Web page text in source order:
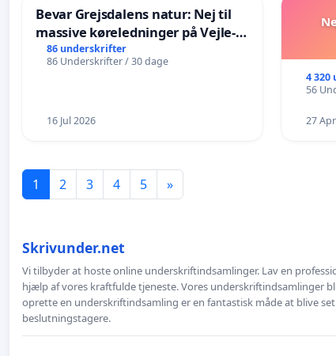
Bevar Grejsdalens natur: Nej til
massive køreledninger på Vejle-
Struer-banen
86 underskrifter
86 Underskrifter / 30 dage
16 Jul 2026
4
56
27
1 2 3 4 5 »
Skrivunder.net
Vi tilbyder at hoste online underskriftindsamlinger. Lav en
hjælp af vores kraftfulde tjeneste. Vores underskriftindsamlinger
oprette en underskriftindsamling er en fantastisk måde at blive
beslutningstagere.